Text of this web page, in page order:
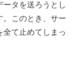
ータを送ろうとし
。このとき、サー
全て止めてしまっ